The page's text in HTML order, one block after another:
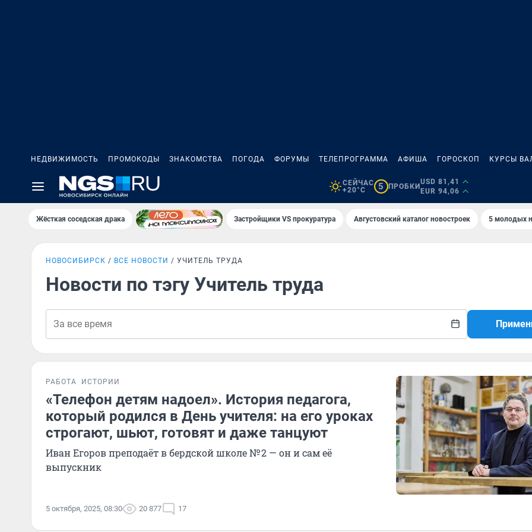
НЕДВИЖИМОСТЬ ПРОМОКОДЫ ЗНАКОМСТВА ПОГОДА ФОРУМЫ ТЕЛЕПРОГРАММА АФИША ГОРОСКОП КУРСЫ
СЕЙЧАС
+20°C
5 ПРОБКИ
USD 81,41
EUR 94,06
Жёсткая соседская драка Застройщики VS прокуратура Августовский каталог новостроек 5 молодых
НОВОСИБИРСК ВСЕ НОВОСТИ УЧИТЕЛЬ ТРУДА
Новости по тэгу Учитель труда
РАБОТА ИСТОРИИ
«Телефон детям надоел». История педагога,
который родился в День учителя: на его уроках
строгают, шьют, готовят и даже танцуют
Иван Егоров преподаёт в бердской школе № 2 — он и сам её
выпускник
5 октября, 2025, 08:30 20 877 17